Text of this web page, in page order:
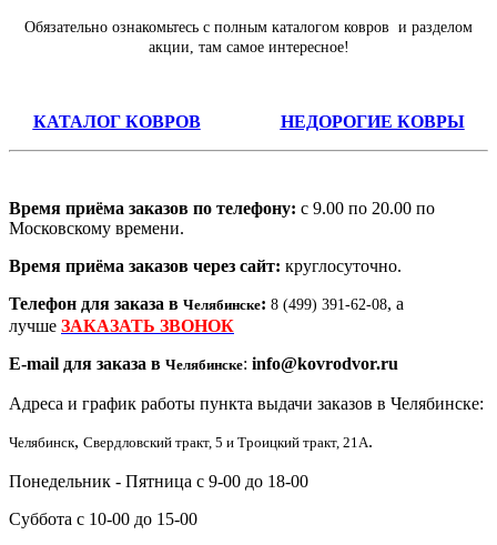
Обязательно ознакомьтесь с полным каталогом ковров и разделом
акции, там самое интересное!
КАТАЛОГ КОВРОВ НЕДОРОГИЕ КОВРЫ
Время приёма заказов по телефону: с 9.00 по 20.00 по
Московскому времени.
Время приёма заказов через сайт: круглосуточно.
Телефон для заказа в Челябинске: 8 (499) 391-62-08, а
лучше ЗАКАЗАТЬ ЗВОНОК
E-mail для заказа в Челябинске: info@kovrodvor.ru
Адреса и график работы пункта выдачи заказов в Челябинске:
Челябинск, Свердловский тракт, 5 и Троицкий тракт, 21А.
Понедельник - Пятница с 9-00 до 18-00
Суббота с 10-00 до 15-00